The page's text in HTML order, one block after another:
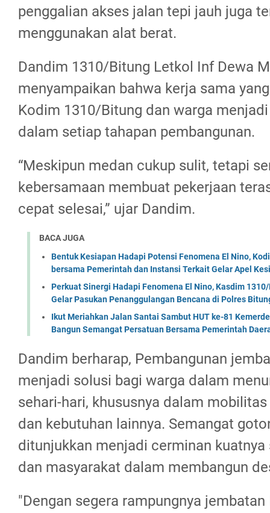
penggalian akses jalan tepi jauh juga
menggunakan alat berat.
Dandim 1310/Bitung Letkol Inf Dewa
menyampaikan bahwa kerja sama
Kodim 1310/Bitung dan warga
dalam setiap tahapan pembangunan.
“Meskipun medan cukup sulit, tetapi
kebersamaan membuat pekerjaan
cepat selesai,” ujar Dandim.
BACA JUGA
Bentuk Kesiapan Hadapi Potensi Fenomena El Nino,
bersama Pemerintah dan Instansi Terkait Gelar Apel
Perkuat Sinergi Hadapi Fenomena El Nino, Kasdim
Gelar Pasukan Penanggulangan Bencana di Polres
Ikut Meriahkan Jalan Santai Sambut HUT ke-81
Bangun Semangat Persatuan Bersama Pemerintah
Dandim berharap, Pembangunan
menjadi solusi bagi warga dalam
sehari-hari, khususnya dalam
dan kebutuhan lainnya. Semangat
ditunjukkan menjadi cerminan kuatnya
dan masyarakat dalam membangun
"Dengan segera rampungnya